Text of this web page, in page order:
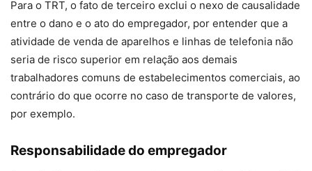
Para o TRT, o fato de terceiro exclui o nexo de causalidade
entre o dano e o ato do empregador, por entender que a
atividade de venda de aparelhos e linhas de telefonia não
seria de risco superior em relação aos demais
trabalhadores comuns de estabelecimentos comerciais, ao
contrário do que ocorre no caso de transporte de valores,
por exemplo.
Responsabilidade do empregador